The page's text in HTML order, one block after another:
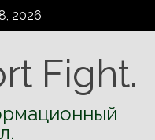
2026
Fight.